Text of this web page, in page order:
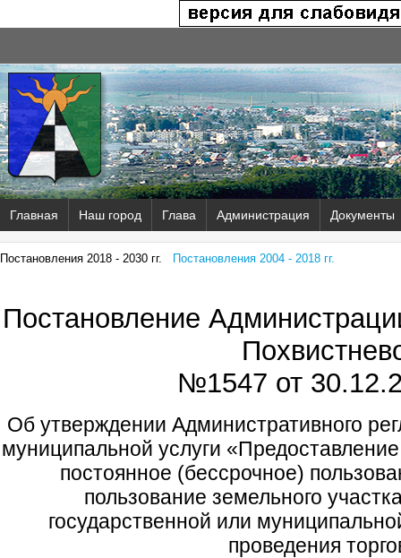
Главная Наш город Глава Администрация Документы
Постановления 2018 - 2030 гг. Постановления 2004 - 2018 гг.
Постановление
№1547 от
Об утверждении Административного
муниципальной услуги
постоянное (бессрочное)
пользование земельного
государственной или
проведения